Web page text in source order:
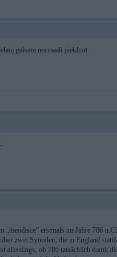
gaisam normaali piekluut.
„theodisce“ erstmals im Jahre 786
zwei Synoden, die in England
allerdings, ob 786 tatsächlich damit